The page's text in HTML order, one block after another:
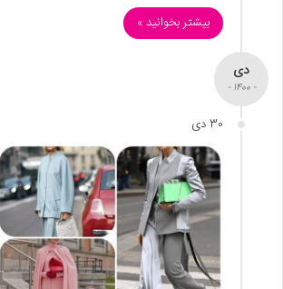
بیشتر بخوانید »
دی
- 1400 -
30 دی